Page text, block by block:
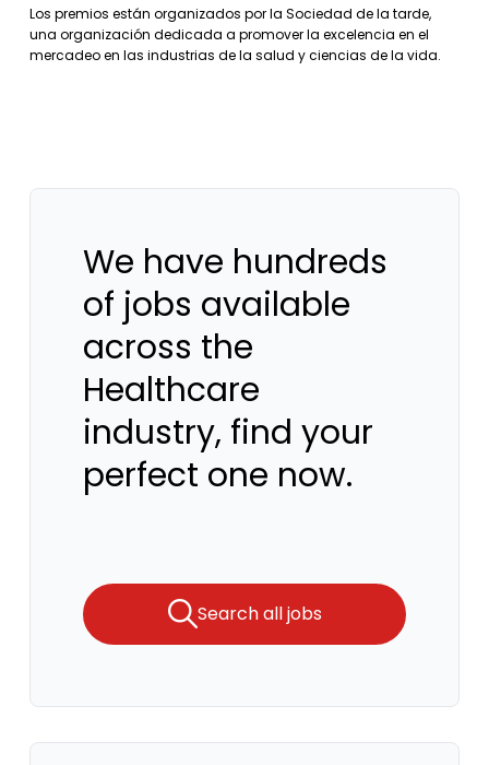
Los premios están organizados por la Sociedad de la tarde,
una organización dedicada a promover la excelencia en el
mercadeo en las industrias de la salud y ciencias de la vida.
We have hundreds
of jobs available
across the
Healthcare
industry, find your
perfect one now.
Search all jobs